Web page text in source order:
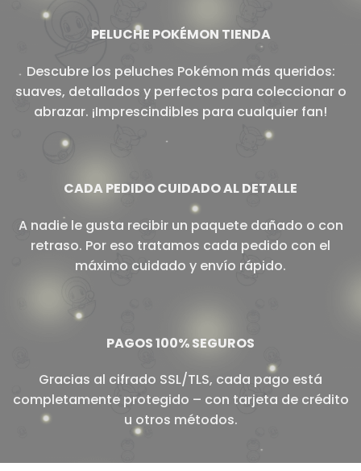
PELUCHE POKÉMON TIENDA
Descubre los peluches Pokémon más queridos:
suaves, detallados y perfectos para coleccionar o
abrazar. ¡Imprescindibles para cualquier fan!
CADA PEDIDO CUIDADO AL DETALLE
A nadie le gusta recibir un paquete dañado o con
retraso. Por eso tratamos cada pedido con el
máximo cuidado y envío rápido.
PAGOS 100% SEGUROS
Gracias al cifrado SSL/TLS, cada pago está
completamente protegido – con tarjeta de crédito
u otros métodos.